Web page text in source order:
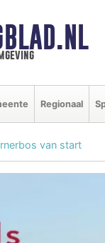
Regionaal
van start